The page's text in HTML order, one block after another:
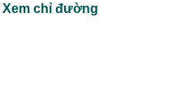
Xem chỉ đường